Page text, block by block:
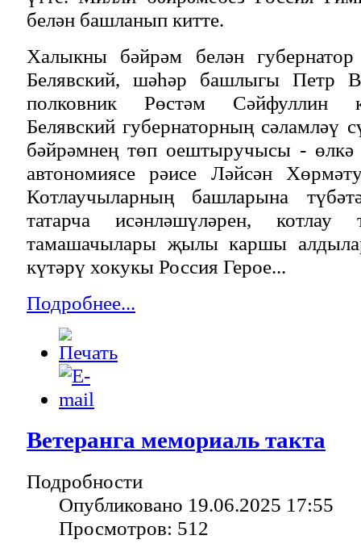
белән башланып китте.
Халыкны бәйрәм белән
Белявский, шәһәр башлыгы Петр
полковник Рөстәм Сәйфуллин
Белявский губернаторның сәламләү
бәйрәмнең төп оештыручысы - өлкә
автономиясе рәисе Ләйсән
Котлаучыларның башларына
татарча исәнләшүләрен, котлау
тамашачылары җылы каршы
күтәрү хокукы Россия Герое...
Подробнее...
Ветеранга мемориаль такта
Подробности
Опубликовано 19.06.2025 17:55
Просмотров: 512